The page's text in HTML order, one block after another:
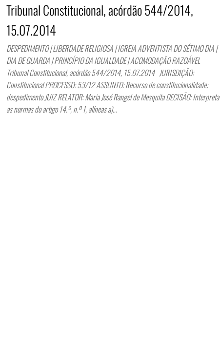
Tribunal Constitucional, acórdão 544/2014,
15.07.2014
DESPEDIMENTO | LIBERDADE RELIGIOSA | IGREJA ADVENTISTA DO SÉTIMO DIA |
DIA DE GUARDA | PRINCÍPIO DA IGUALDADE | ACOMODAÇÃO RAZOÁVEL
Tribunal Constitucional, acórdão 544/2014, 15.07.2014 JURISDIÇÃO:
Constitucional PROCESSO: 53/12 ASSUNTO: Recurso de constitucionalidade;
despedimento JUIZ RELATOR: Maria José Rangel de Mesquita DECISÃO: Interpreta
as normas do artigo 14.º, n.º 1, alíneas a)…